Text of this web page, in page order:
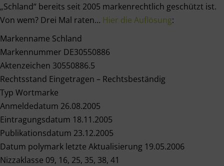
„Schland“ bereits seit 2005 markenrechtlich geschützt ist.
Von wem? Drei Mal raten… Hier die Auflösung:
Markenname Schland
Markennummer DE30550886
Aktenzeichen 30550886.5
Rechtsstand Eingetragen – Rechtsbeständig
Typ Wortmarke
Anmeldedatum 26.08.2005
Eintragungsdatum 18.11.2005
Publikationsdatum 23.12.2005
Datum polymark letzte Aktualisierung 19.05.2006
Nizzaklasse 09, 16, 25, 35, 38, 41